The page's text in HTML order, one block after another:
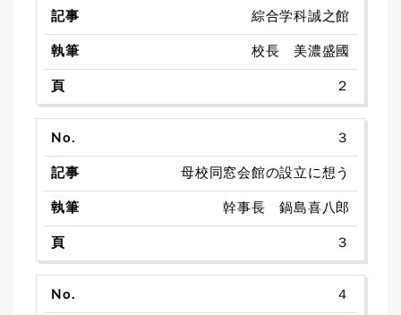
綜合学科誠之館
校長 美濃盛國
２
３
母校同窓会館の設立に想う
幹事長 鍋島喜八郎
３
４